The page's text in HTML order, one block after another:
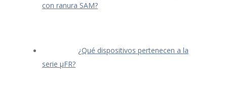
con ranura SAM?
¿Qué dispositivos pertenecen a la
serie μFR?